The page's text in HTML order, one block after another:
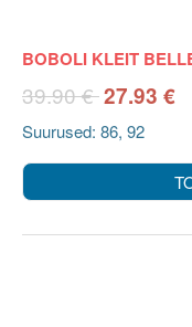
BOBOLI KLEIT
39.90 €27.93 €
Suurused: 86, 92